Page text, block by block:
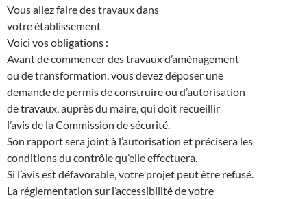
Vous allez faire des travaux dans
votre établissement
Voici vos obligations :
Avant de commencer des travaux d’aménagement
ou de transformation, vous devez déposer une
demande de permis de construire ou d’autorisation
de travaux, auprès du maire, qui doit recueillir
l’avis de la Commission de sécurité.
Son rapport sera joint à l’autorisation et précisera les
conditions du contrôle qu’elle effectuera.
Si l’avis est défavorable, votre projet peut être refusé.
La réglementation sur l’accessibilité de votre